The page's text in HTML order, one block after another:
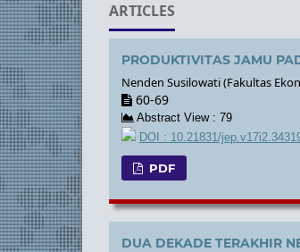
ARTICLES
PRODUKTIVITAS JAMU
Nenden Susilowati (Fakultas
60-69
Abstract View : 79
DOI : 10.21831/
PDF
DUA DEKADE TERAKHIR